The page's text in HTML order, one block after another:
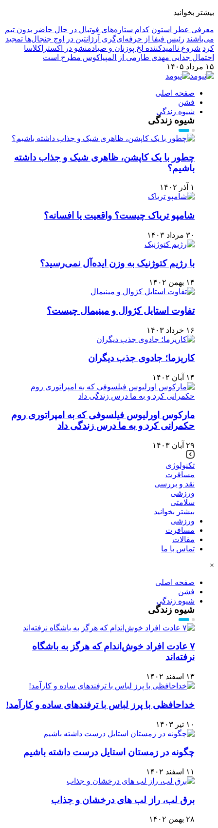
بیشتر بخوانید
معرفی عطر استون کدام ستاره‌های فوتبال در حال حاضر بدون تیم
می‌باشند رئیس فیفا از حرفه‌ای‌گری آرژانتین در اوج جنجال‌ها تمجید
کرد شروع ناامیدکننده لخ پوزنان و صیادمنشو در اکستراکلاسا
احتمال جدایی مهدی طارمی از المپیاکوس مطرح است
۱۵ مرداد ۱۴۰۵
صفحه اصلی
فشن
شیوه زندگی
شیوه زندگی
چطور با یک کاپشن، ظاهری شیک و جذاب داشته
باشیم؟
۱ آذر ۱۴۰۲
شامپو تریاک چیست؟ واقعیت یا افسانه؟
۳۰ مرداد ۱۴۰۳
با رژیم کتوژنیک به وزن ایده‌آل نمی‌رسید؟
۱۴ بهمن ۱۴۰۲
تفاوت استایل کژوال و مینیمال چیست؟
۱۶ خرداد ۱۴۰۳
کاریزما؛ جادوی جذب دیگران
۱۴ آبان ۱۴۰۲
مارکوس اورلیوس فیلسوفی که به امپراتوری روم
حکمرانی کرد و به ما درس زندگی داد
۲۹ آبان ۱۴۰۳
تکنولوژی
مسافرت
نقد و بررسی
ورزشی
سلامتی
بیشتر بخوانید
ورزشی
مسافرت
مقالات
تماس با ما
×
صفحه اصلی
فشن
شیوه زندگی
شیوه زندگی
۷ عادت افراد خوش‌اندام که هرگز به باشگاه
نرفته‌اند
۱۳ اسفند ۱۴۰۲
خداحافظی با پرز لباس با ترفندهای ساده و کارآمد!
۱۰ تیر ۱۴۰۳
چگونه در زمستان استایل درست داشته باشیم
۱۱ اسفند ۱۴۰۲
برق لب، راز لب های درخشان و جذاب
۲۸ بهمن ۱۴۰۲